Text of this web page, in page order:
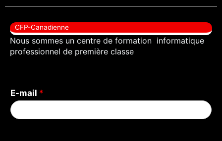
e
b
o
o
k
t
t
e
r
t
u
b
e
CFP-Canadienne
Nous sommes un centre de formation informatique
professionnel de première classe
E-mail *